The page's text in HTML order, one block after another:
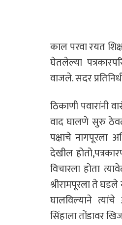
काल परवा रयत
घेतलेल्या
वाजले. सदर
ठिकाणी पवारांनी
वाद घालणे सुरु
पक्षाचे नागपूरला
देखील होतो,
विचारला होता
श्रीरामपूरला ते
घालविल्याने
सिंहालातोंडावर